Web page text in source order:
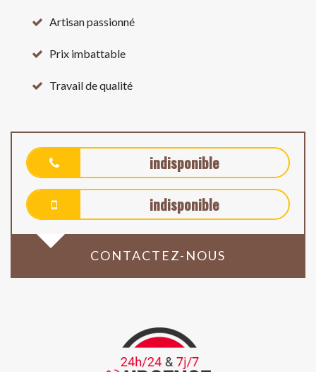
Artisan passionné
Prix imbattable
Travail de qualité
indisponible
indisponible
CONTACTEZ-NOUS